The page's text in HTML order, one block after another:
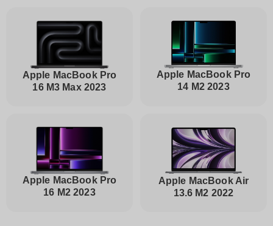
Apple MacBook Pro
16 M3 Max 2023
Apple MacBook Pro
14 M2 2023
Apple MacBook Pro
16 M2 2023
Apple MacBook Air
13.6 M2 2022